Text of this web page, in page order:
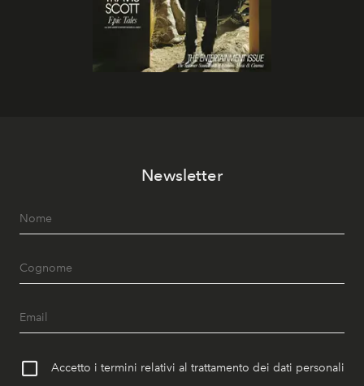
Newsletter
Accetto i termini relativi al trattamento dei dati personali